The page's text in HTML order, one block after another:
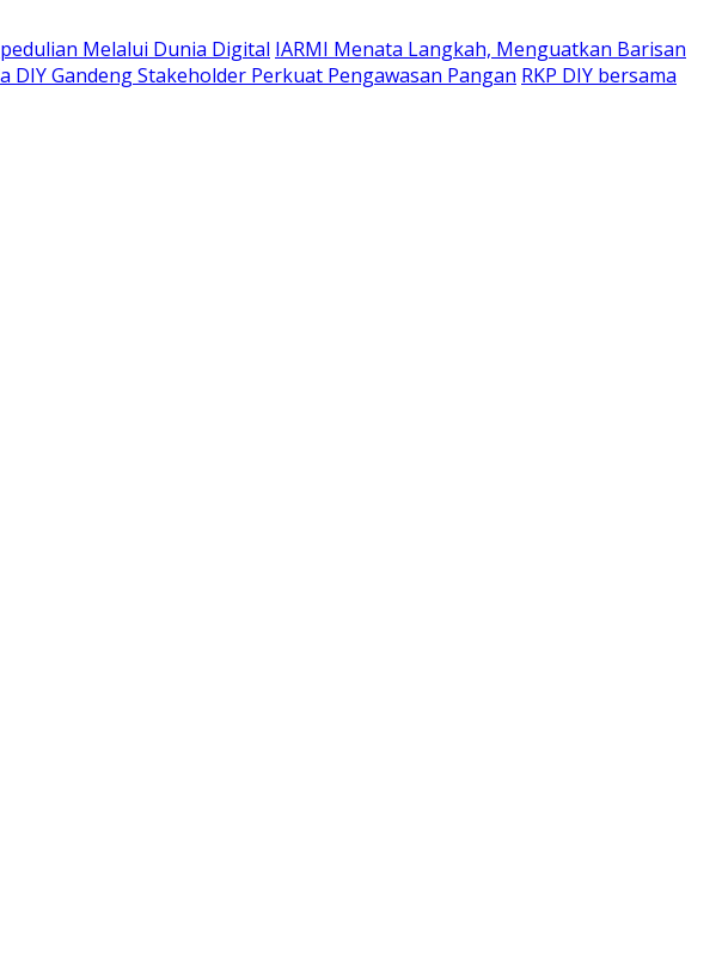
Melalui Dunia Digital IARMI Menata Langkah, Menguatkan Barisan
DIY Gandeng Stakeholder Perkuat Pengawasan Pangan RKP DIY bersama